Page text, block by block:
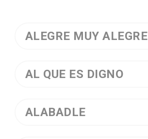
ALEGRE MUY ALEGRE
AL QUE ES DIGNO
ALABADLE